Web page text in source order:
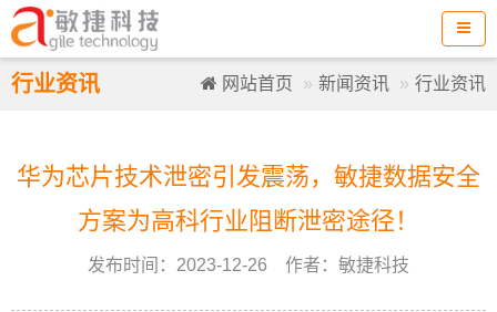
行业资讯 网站首页 新闻资讯 行业资讯
华为芯片技术泄密引发震荡，敏捷数据安全
方案为高科行业阻断泄密途径！
发布时间：2023-12-26 作者：敏捷科技